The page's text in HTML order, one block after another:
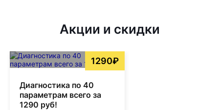
Акции и скидки
1290₽
Диагностика по 40
параметрам всего за
1290 руб!